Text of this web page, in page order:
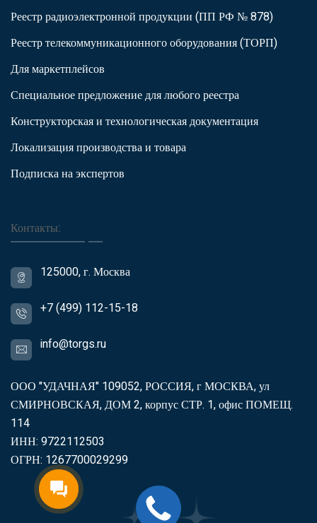
Реестр радиоэлектронной продукции (ПП РФ № 878)
Реестр телекоммуникационного оборудования (ТОРП)
Для маркетплейсов
Специальное предложение для любого реестра
Конструкторская и технологическая документация
Локализация производства и товара
Подписка на экспертов
Контакты:
125000, г. Москва
+7 (499) 112-15-18
info@torgs.ru
ООО "УДАЧНАЯ" 109052, РОССИЯ, г МОСКВА, ул
СМИРНОВСКАЯ, ДОМ 2, корпус СТР. 1, офис ПОМЕЩ.
114
ИНН: 9722112503
ОГРН: 1267700029299